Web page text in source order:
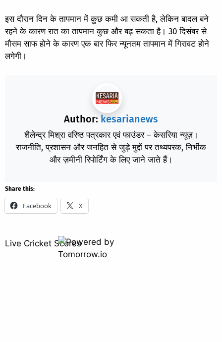
इस दौरान दिन के तापमान में कुछ कमी आ सकती है, लेकिन बादल बने
रहने के कारण रात का तापमान कुछ और बढ़ सकता है। 30 दिसंबर से
मौसम साफ होने के कारण एक बार फिर न्यूनतम तापमान में गिरावट होने
लगेगी।
Author: kesarianews
शैलेन्द्र मिश्रा वरिष्ठ पत्रकार एवं फाउंडर – केसरिया न्यूज़।
राजनीति, प्रशासन और जनहित से जुड़े मुद्दों पर तथ्यपरक, निर्भीक
और ज़मीनी रिपोर्टिंग के लिए जाने जाते हैं।
Share this:
Facebook X
Live Cricket Scores